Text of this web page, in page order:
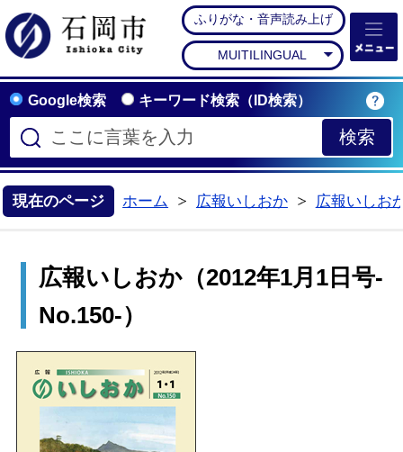
石岡市公式ホームペー
ふりがな・音声読み上げ
MUITILINGUAL
Google検索 キーワード検索（ID検索）
現在のページ ホーム
広報いしおか
広報いしお
広報いしおか（2012年1月1日号-
No.150-）